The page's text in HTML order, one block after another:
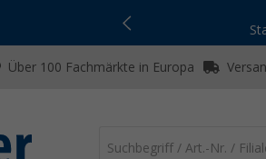
Über 100 Fachmärkte in Europa